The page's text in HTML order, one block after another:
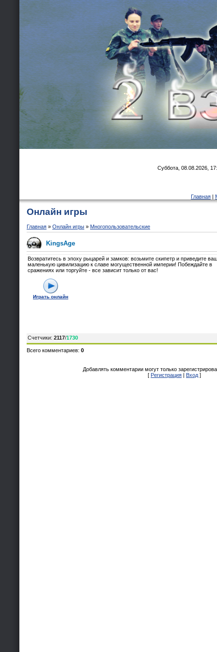
Суббота, 08.08.2026,
Главная
Онлайн игры
Главная » Онлайн игры » Многопользовательские
KingsAge
Возвратитесь в эпоху рыцарей и замков: возьмите скипетр и приведите
маленькую цивилизацию к славе могущественной империи! Побеждайте в
сражениях или торгуйте - все зависит только от вас!
Играть онлайн
Счетчики: 2117/1730
Всего комментариев: 0
Добавлять комментарии могут только
[ Регистрация | Вход ]